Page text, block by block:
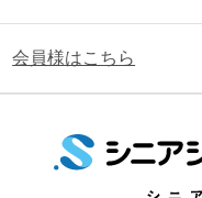
会員様はこちら